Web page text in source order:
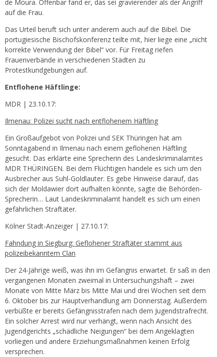
de Moura. Offenbar fand er, das sei gravierender als der Angriff
auf die Frau.
Das Urteil beruft sich unter anderem auch auf die Bibel. Die
portugiesische Bischofskonferenz teilte mit, hier liege eine „nicht
korrekte Verwendung der Bibel“ vor. Für Freitag riefen
Frauenverbände in verschiedenen Städten zu
Protestkundgebungen auf.
Entflohene Häftlinge:
MDR | 23.10.17:
Ilmenau: Polizei sucht nach entflohenem Häftling
Ein Großaufgebot von Polizei und SEK Thüringen hat am
Sonntagabend in Ilmenau nach einem geflohenen Häftling
gesucht. Das erklärte eine Sprecherin des Landeskriminalamtes
MDR THÜRINGEN. Bei dem Flüchtigen handele es sich um den
Ausbrecher aus Suhl-Goldlauter. Es gebe Hinweise darauf, das
sich der Moldawier dort aufhalten könnte, sagte die Behörden-
Sprecherin… Laut Landeskriminalamt handelt es sich um einen
gefährlichen Straftäter.
Kölner Stadt-Anzeiger | 27.10.17:
Fahndung in Siegburg: Geflohener Straftäter stammt aus
polizeibekanntem Clan
Der 24-Jährige weiß, was ihn im Gefängnis erwartet. Er saß in den
vergangenen Monaten zweimal in Untersuchungshaft – zwei
Monate von Mitte März bis Mitte Mai und drei Wochen seit dem
6. Oktober bis zur Hauptverhandlung am Donnerstag. Außerdem
verbüßte er bereits Gefängnisstrafen nach dem Jugendstrafrecht.
Ein solcher Arrest wird nur verhängt, wenn nach Ansicht des
Jugendgerichts „schädliche Neigungen“ bei dem Angeklagten
vorliegen und andere Erziehungsmaßnahmen keinen Erfolg
versprechen.